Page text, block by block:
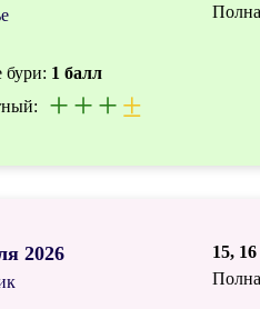
1 балл
+++±
2026 15, 16